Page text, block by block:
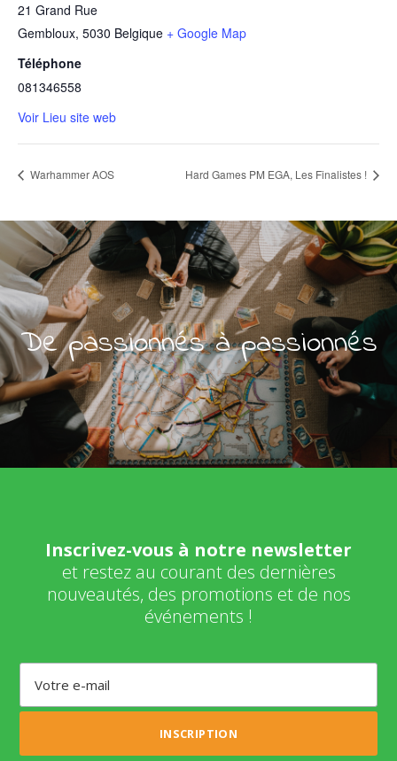
21 Grand Rue
Gembloux, 5030 Belgique + Google Map
Téléphone
081346558
Voir Lieu site web
Warhammer AOS Hard Games PM EGA, Les Finalistes !
De passionnés à passionnés
Inscrivez-vous à notre newsletter
et restez au courant des dernières
nouveautés, des promotions et de nos
événements !